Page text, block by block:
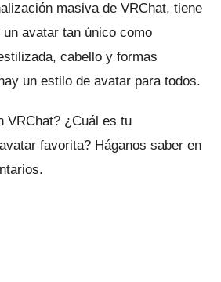
masiva de VRChat, tiene
avatar tan único como
cabello y formas
un estilo de avatar para todos.
VRChat? ¿Cuál es tu
favorita? Háganos saber en